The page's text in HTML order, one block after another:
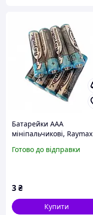
Батарейки AAA
мініпальчикові, Raymax
Готово до відправки
3₴
Купити